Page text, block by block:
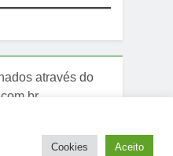
através do
Cookies Aceito